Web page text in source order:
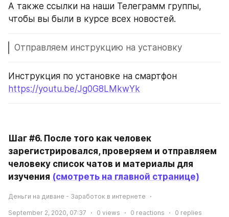
А также ссылки на наши Телеграмм группы,
чтобы вы были в курсе всех новостей.
Отправляем инструкцию на установку
https://youtu.be/Jg0G8LMkwYk
Шаг #6. После того как человек
зарегистрировался, проверяем и отправляем
человеку список чатов и материалы для
изучения (смотреть на главной странице)
Деньги на диване - Заработок в интернете
September 2, 2020, 07:37 0 views 0 reactions 0 replies